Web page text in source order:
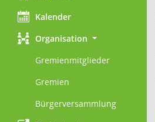
Kalender
Organisation
Gremienmitglieder
Gremien
Bürgerversammlung